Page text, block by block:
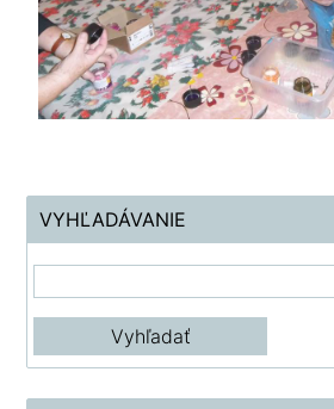
VYHĽADÁVANIE